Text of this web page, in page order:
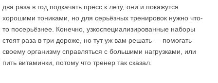
два раза в год подкачать пресс к лету, они и покажутся
хорошими тониками, но для серьёзных тренировок нужно что-
то посерьёзнее. Конечно, узкоспециализированные наборы
стоят раза в три дороже, но тут уж вам решать — помогать
своему организму справляться с большими нагрузками, или
пить витаминки, потому что тренер так сказал.